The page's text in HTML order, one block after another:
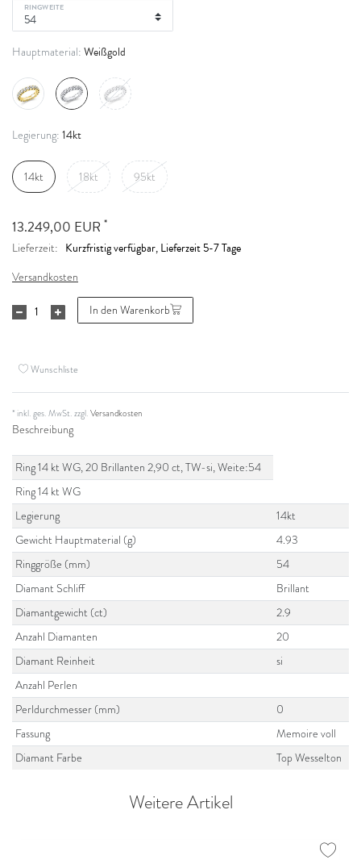
RINGWEITE
Hauptmaterial: Weißgold
Legierung: 14kt
14kt 18kt 95kt
13.249,00 EUR *
Lieferzeit: Kurzfristig verfügbar, Lieferzeit 5-7 Tage
Versandkosten
In den Warenkorb
Wunschliste
* inkl. ges. MwSt. zzgl.Versandkosten
Beschreibung
Ring 14 kt WG, 20 Brillanten 2,90 ct, TW-si, Weite:54
Ring 14 kt WG
Legierung
14kt
Gewicht Hauptmaterial (g)
4.93
Ringgröße (mm)
54
Diamant Schliff
Brillant
Diamantgewicht (ct)
2.9
Anzahl Diamanten
20
Diamant Reinheit
si
Anzahl Perlen
Perldurchmesser (mm)
0
Fassung
Memoire voll
Diamant Farbe
Top Wesselton
Weitere Artikel